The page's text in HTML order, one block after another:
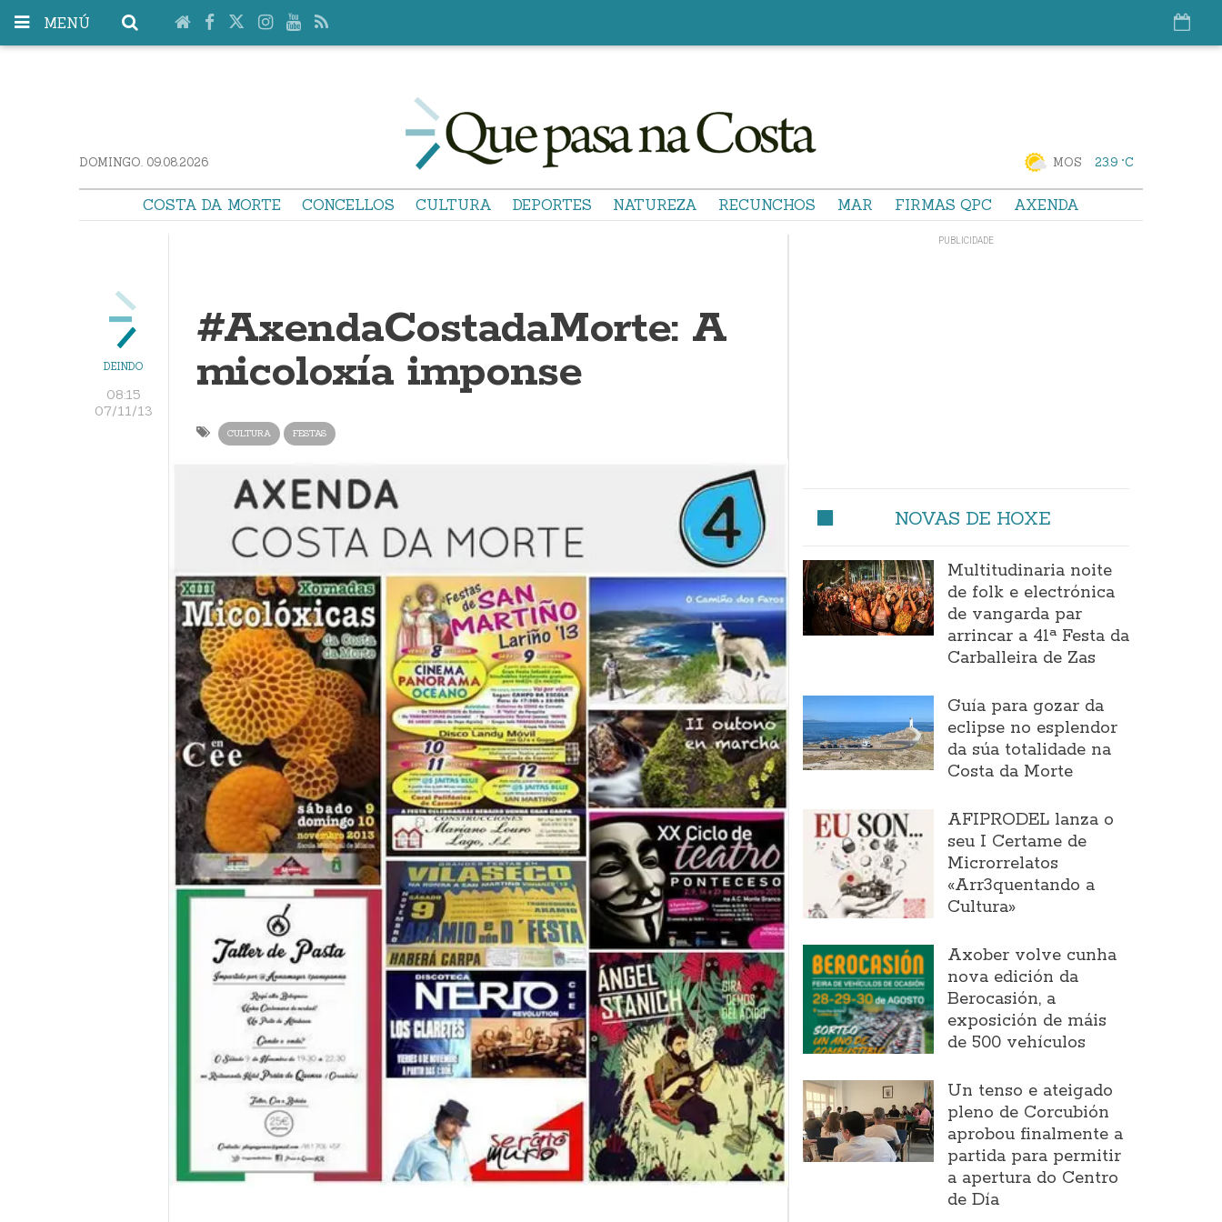
MENÚ
DOMINGO. 09.08.2026 MOS 23.9 °C
COSTA DA MORTE CONCELLOS CULTURA DEPORTES NATUREZA RECUNCHOS MAR FIRMAS QPC AXENDA
DEINDO
08:15
07/11/13
#AxendaCostadaMorte: A
micoloxía imponse
CULTURA FESTAS
NOVAS DE HOXE
Multitudinaria noite
de folk e electrónica
de vangarda par
arrincar a 41ª Festa da
Carballeira de Zas
Guía para gozar da
eclipse no esplendor
da súa totalidade na
Costa da Morte
AFIPRODEL lanza o
seu I Certame de
Microrrelatos
«Arr3quentando a
Cultura»
Axober volve cunha
nova edición da
Berocasión, a
exposición de máis
de 500 vehículos
Un tenso e ateigado
pleno de Corcubión
aprobou finalmente a
partida para permitir
a apertura do Centro
de Día